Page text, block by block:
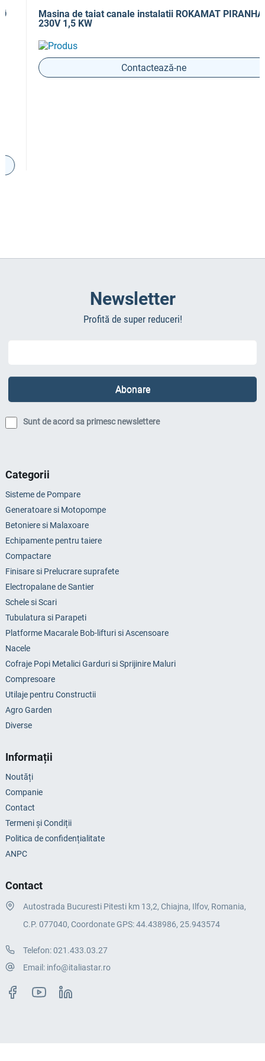
Masina de taiat canale instalatii ROKAMAT PIRANHA
230V 1,5 KW
Contactează-ne
Newsletter
Profită de super reduceri!
Sunt de acord sa primesc newslettere
Categorii
Sisteme de Pompare
Generatoare si Motopompe
Betoniere si Malaxoare
Echipamente pentru taiere
Compactare
Finisare si Prelucrare suprafete
Electropalane de Santier
Schele si Scari
Tubulatura si Parapeti
Platforme Macarale Bob-lifturi si Ascensoare
Nacele
Cofraje Popi Metalici Garduri si Sprijinire Maluri
Compresoare
Utilaje pentru Constructii
Agro Garden
Diverse
Informații
Noutăți
Companie
Contact
Termeni și Condiții
Politica de confidențialitate
ANPC
Contact
Autostrada Bucuresti Pitesti km 13,2, Chiajna, Ilfov, Romania,
C.P. 077040, Coordonate GPS: 44.438986, 25.943574
Telefon:021.433.03.27
Email: info@italiastar.ro